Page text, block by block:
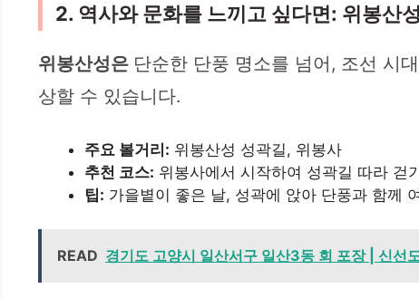
2. 역사와 문화를 느끼고 싶다면: 위봉산성
위봉산성은 단순한 단풍 명소를 넘어, 조선 시
상할 수 있습니다.
주요 볼거리: 위봉산성 성곽길, 위봉사
추천 코스: 위봉사에서 시작하여 성곽길 따라 걷
팁: 가을볕이 좋은 날, 성곽에 앉아 단풍과 함께
READ 경기도 고양시 일산서구 일산3동 회 포장 | 신선